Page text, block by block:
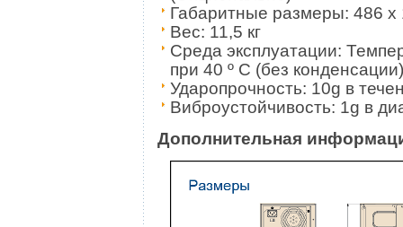
Габаритные размеры: 486
Вес: 11,5 кг
Среда эксплуатации:
при 40 º C (без конденсации)
Ударопрочность: 10g в
Виброустойчивость: 1g в
Дополнительная